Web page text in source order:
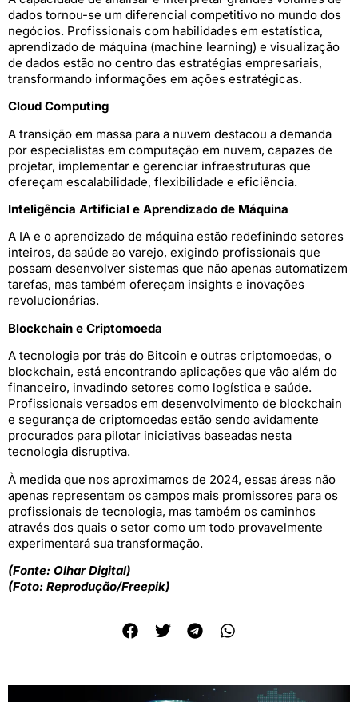
dados tornou-se um diferencial competitivo no mundo dos
negócios. Profissionais com habilidades em estatística,
aprendizado de máquina (machine learning) e visualização
de dados estão no centro das estratégias empresariais,
transformando informações em ações estratégicas.
Cloud Computing
A transição em massa para a nuvem destacou a demanda
por especialistas em computação em nuvem, capazes de
projetar, implementar e gerenciar infraestruturas que
ofereçam escalabilidade, flexibilidade e eficiência.
Inteligência Artificial e Aprendizado de Máquina
A IA e o aprendizado de máquina estão redefinindo setores
inteiros, da saúde ao varejo, exigindo profissionais que
possam desenvolver sistemas que não apenas automatizem
tarefas, mas também ofereçam insights e inovações
revolucionárias.
Blockchain e Criptomoeda
A tecnologia por trás do Bitcoin e outras criptomoedas, o
blockchain, está encontrando aplicações que vão além do
financeiro, invadindo setores como logística e saúde.
Profissionais versados em desenvolvimento de blockchain
e segurança de criptomoedas estão sendo avidamente
procurados para pilotar iniciativas baseadas nesta
tecnologia disruptiva.
À medida que nos aproximamos de 2024, essas áreas não
apenas representam os campos mais promissores para os
profissionais de tecnologia, mas também os caminhos
através dos quais o setor como um todo provavelmente
experimentará sua transformação.
(Fonte: Olhar Digital)
(Foto: Reprodução/Freepik)